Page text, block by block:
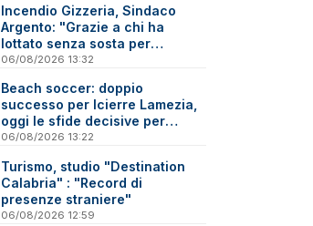
Incendio Gizzeria, Sindaco
Argento: "Grazie a chi ha
lottato senza sosta per
difendere il nostro territorio"
06/08/2026 13:32
Beach soccer: doppio
successo per Icierre Lamezia,
oggi le sfide decisive per
salvezza e scudetto Under 20
06/08/2026 13:22
Turismo, studio "Destination
Calabria" : "Record di
presenze straniere"
06/08/2026 12:59